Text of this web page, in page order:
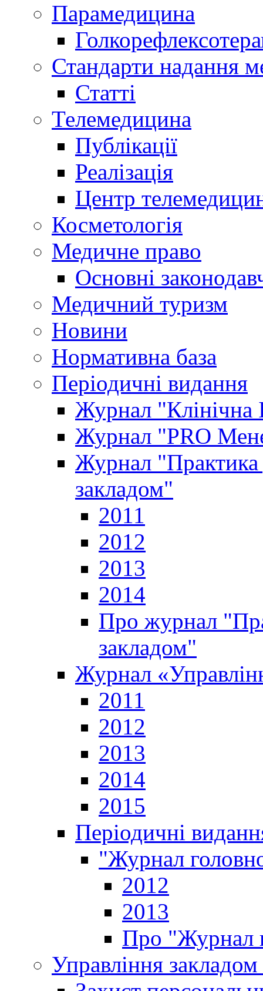
Парамедицина
Стандарти надання
Статті
Телемедицина
Публікації
Реалізація
Центр
Косметологія
Медичне право
Основні
Медичний туризм
Новини
Нормативна база
Періодичні видання
Журнал "Клінічна
Журнал "PRO
Журнал "Практика
закладом"
2011
2012
2013
2014
Про журнал
закладом"
Журнал
2011
2012
2013
2014
2015
Періодичні
"Журнал
2012
2013
Про "Журнал
Управління